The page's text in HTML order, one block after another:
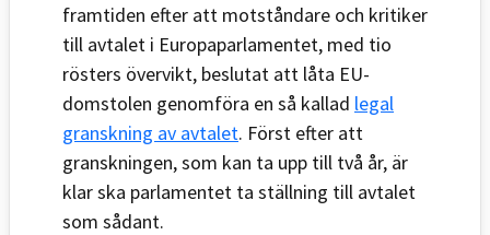
framtiden efter att motståndare och kritiker
till avtalet i Europaparlamentet, med tio
rösters övervikt, beslutat att låta EU-
domstolen genomföra en så kallad legal
granskning av avtalet. Först efter att
granskningen, som kan ta upp till två år, är
klar ska parlamentet ta ställning till avtalet
som sådant.